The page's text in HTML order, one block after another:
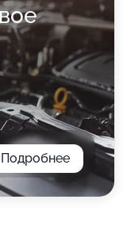
Подробнее